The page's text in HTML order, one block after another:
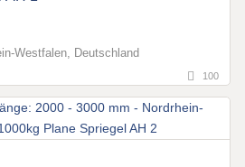
Westfalen, Deutschland
100